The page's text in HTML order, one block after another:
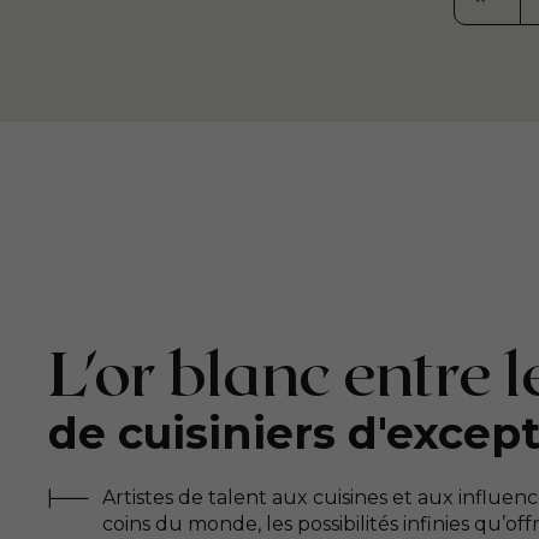
L'or blanc entre
de cuisiniers
Artistes de talent aux cuisines et aux
coins du monde, les possibilités infinies